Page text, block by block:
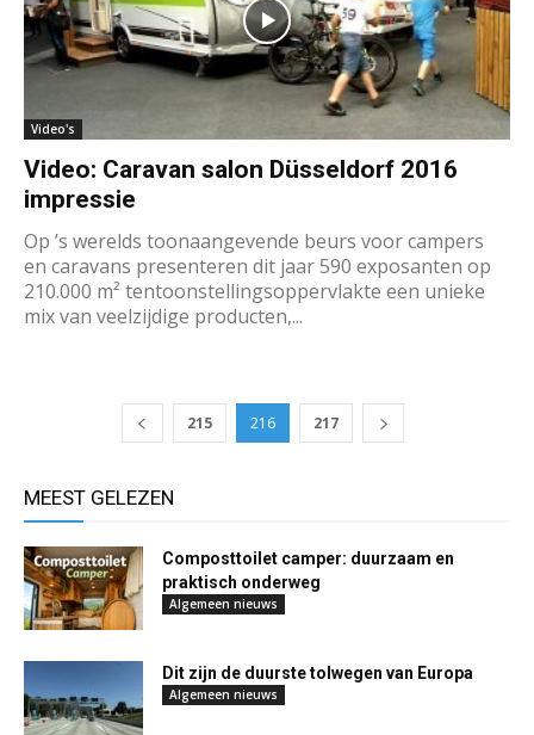
Video's
Video: Caravan salon Düsseldorf 2016
impressie
Op ’s werelds toonaangevende beurs voor campers
en caravans presenteren dit jaar 590 exposanten op
210.000 m² tentoonstellingsoppervlakte een unieke
mix van veelzijdige producten,...
215 216 217
MEEST GELEZEN
Composttoilet camper: duurzaam en
praktisch onderweg
Algemeen nieuws
Dit zijn de duurste tolwegen van Europa
Algemeen nieuws